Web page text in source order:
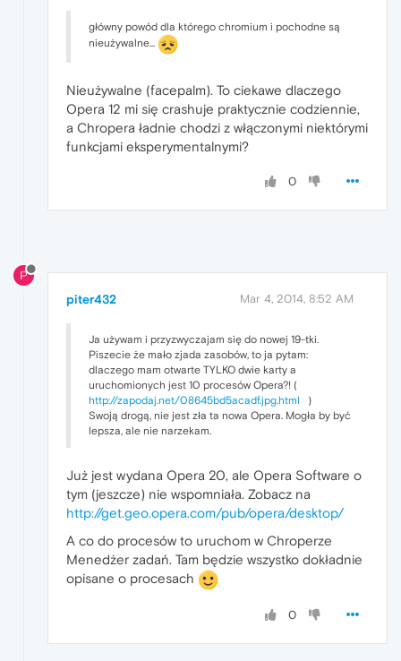
główny powód dla którego chromium i pochodne są
nieużywalne...
Nieużywalne (facepalm). To ciekawe dlaczego
Opera 12 mi się crashuje praktycznie codziennie,
a Chropera ładnie chodzi z włączonymi niektórymi
funkcjami eksperymentalnymi?
0
P
piter432 Mar 4, 2014, 8:52 AM
Ja używam i przyzwyczajam się do nowej 19-tki.
Piszecie że mało zjada zasobów, to ja pytam:
dlaczego mam otwarte TYLKO dwie karty a
uruchomionych jest 10 procesów Opera?! (
http://zapodaj.net/08645bd5acadf.jpg.html )
Swoją drogą, nie jest zła ta nowa Opera. Mogła by być
lepsza, ale nie narzekam.
Już jest wydana Opera 20, ale Opera Software o
tym (jeszcze) nie wspomniała. Zobacz na
http://get.geo.opera.com/pub/opera/desktop/
A co do procesów to uruchom w Chroperze
Menedżer zadań. Tam będzie wszystko dokładnie
opisane o procesach
0